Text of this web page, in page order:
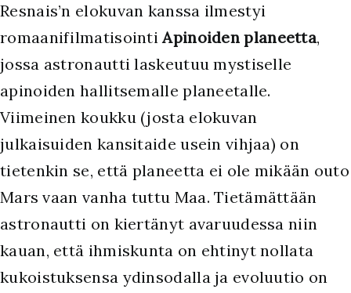
Resnais’n elokuvan kanssa ilmestyi
romaanifilmatisointiApinoiden planeetta,
jossa astronautti laskeutuu mystiselle
apinoiden hallitsemalle planeetalle.
Viimeinen koukku (josta elokuvan
julkaisuiden kansitaide usein vihjaa) on
tietenkin se, että planeetta ei ole mikään outo
Mars vaan vanha tuttu Maa. Tietämättään
astronautti on kiertänyt avaruudessa niin
kauan, että ihmiskunta on ehtinyt nollata
kukoistuksensa ydinsodalla ja evoluutio on